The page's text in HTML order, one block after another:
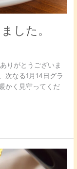
した。
りがとうございま
次なる1月14日グラ
かく見守ってくだ